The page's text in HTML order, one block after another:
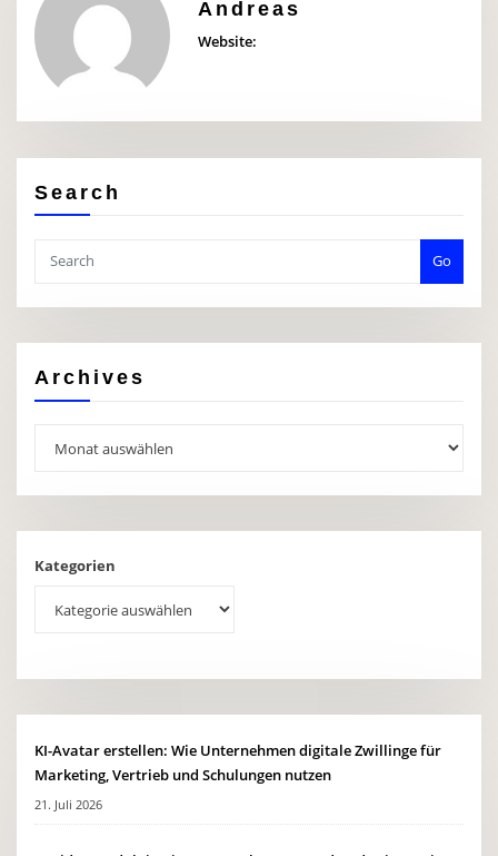
Andreas
Website:
Search
Go
Archives
Kategorien
KI-Avatar erstellen: Wie Unternehmen digitale Zwillinge für
Marketing, Vertrieb und Schulungen nutzen
21. Juli 2026